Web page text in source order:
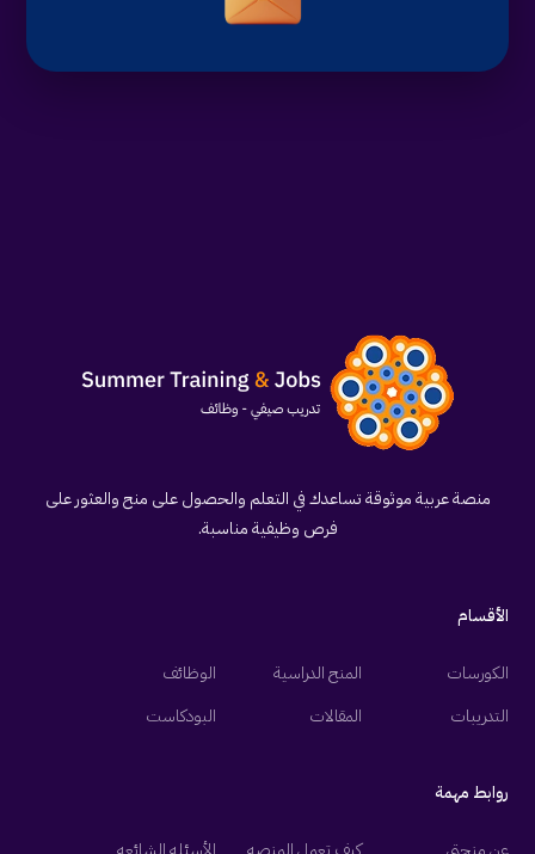
منصة عربية موثوقة تساعدك في التعلم والحصول على منح والعثور على
فرص وظيفية مناسبة.
الأقسام
الكورسات المنح الدراسية
الوظائف
التدريبات
المقالات البودكاست
روابط مهمة